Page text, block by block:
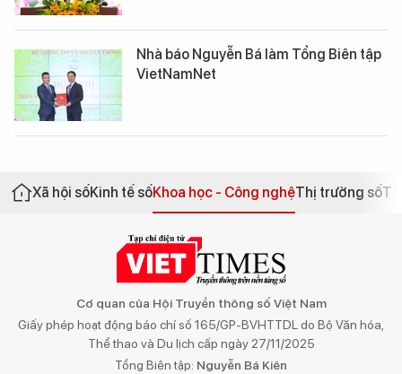
Nhà báo Nguyễn Bá làm Tổng Biên tập
VietNamNet
Xã hội sốKinh tế sốKhoa học - Công nghệThị trường số
Cơ quan của Hội Truyền thông số Việt Nam
Giấy phép hoạt động báo chí số 165/GP-BVHTTDL do Bộ Văn hóa,
Thể thao và Du lịch cấp ngày 27/11/2025
Tổng Biên tập: Nguyễn Bá Kiên